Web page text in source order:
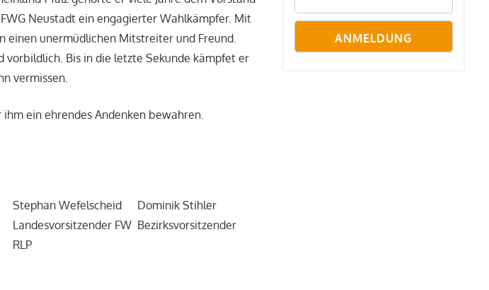
Neustadt ein engagierter Wahlkämpfer. Mit
einen unermüdlichen Mitstreiter und Freund.
Bis in die letzte Sekunde kämpfet er
vermissen.
ein ehrendes Andenken bewahren.
Stephan Wefelscheid
Landesvorsitzender FW
RLP
Dominik Stihler
Bezirksvorsitzender